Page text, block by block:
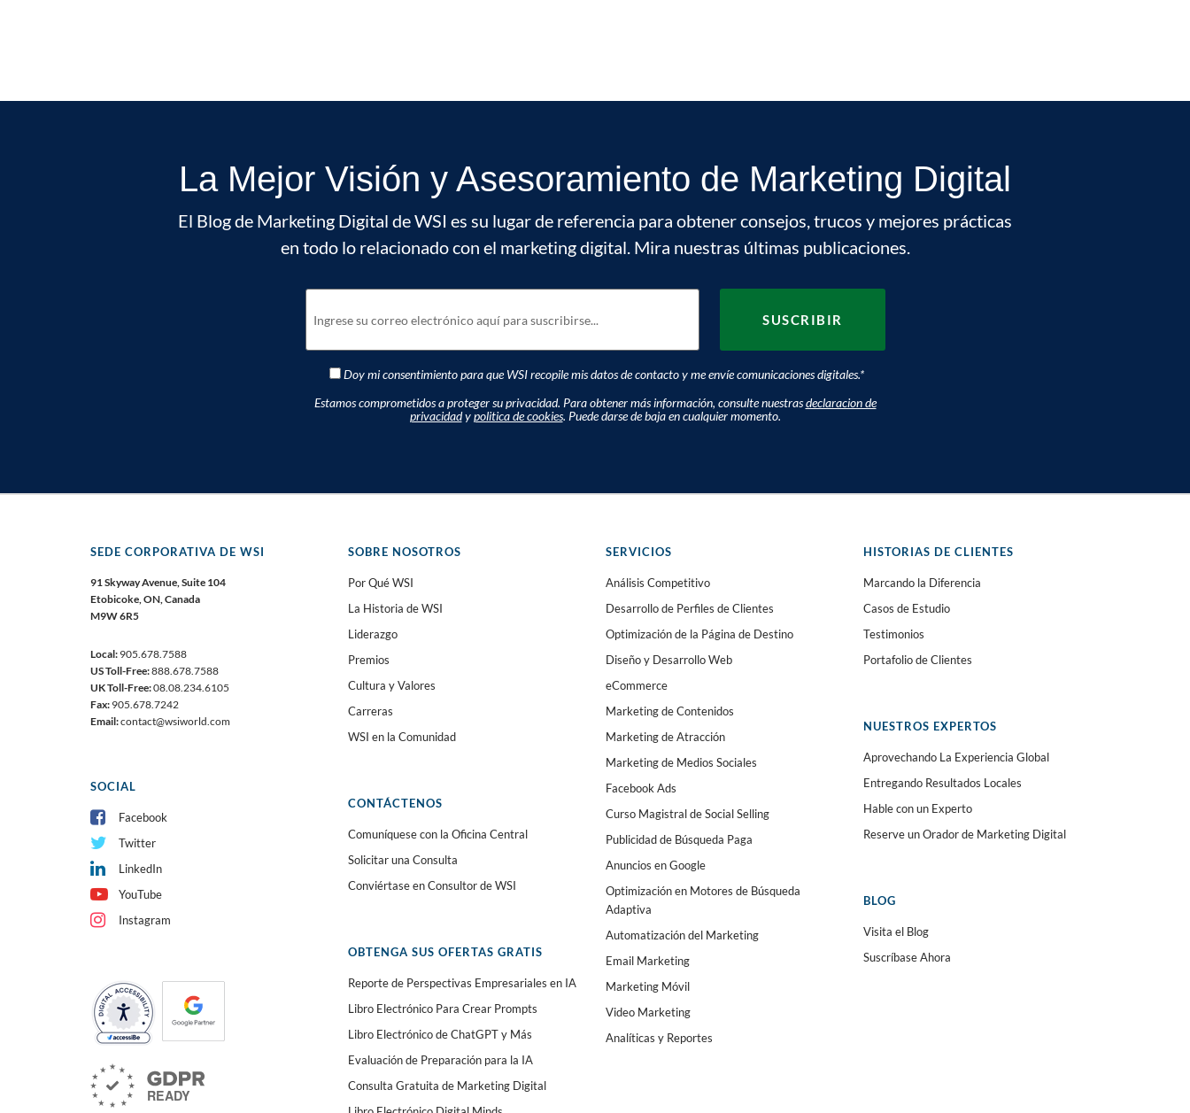
La Mejor Visión y Asesoramiento de Marketing Digital
El Blog de Marketing Digital de WSI es su lugar de referencia para obtener consejos, trucos y mejores prácticas
en todo lo relacionado con el marketing digital. Mira nuestras últimas publicaciones.
Doy mi consentimiento para que WSI recopile mis datos de contacto y me envíe comunicaciones digitales.*
Estamos comprometidos a proteger su privacidad. Para obtener más información, consulte nuestrasdeclaracion de
privacidadypolitica de cookies. Puede darse de baja en cualquier momento.
SEDE CORPORATIVA DE WSI
91 Skyway Avenue, Suite 104
Etobicoke, ON, Canada
M9W 6R5
Local: 905.678.7588
US Toll-Free:888.678.7588
UK Toll-Free:08.08.234.6105
Fax: 905.678.7242
Email:contact@wsiworld.com
SOCIAL
Facebook
Twitter
LinkedIn
YouTube
Instagram
SOBRE NOSOTROS
Por Qué WSI
La Historia de WSI
Liderazgo
Premios
Cultura y Valores
Carreras
WSI en la Comunidad
CONTÁCTENOS
Comuníquese con la Oficina Central
Solicitar una Consulta
Conviértase en Consultor de WSI
OBTENGA SUS OFERTAS GRATIS
Reporte de Perspectivas Empresariales en IA
Libro Electrónico Para Crear Prompts
Libro Electrónico de ChatGPT y Más
Evaluación de Preparación para la IA
Consulta Gratuita de Marketing Digital
SERVICIOS
Análisis Competitivo
Desarrollo de Perfiles de Clientes
Optimización de la Página de Destino
Diseño y Desarrollo Web
eCommerce
Marketing de Contenidos
Marketing de Atracción
Marketing de Medios Sociales
Facebook Ads
Curso Magistral de Social Selling
Publicidad de Búsqueda Paga
Anuncios en Google
Optimización en Motores de Búsqueda
Adaptiva
Automatización del Marketing
Email Marketing
Marketing Móvil
Video Marketing
Analíticas y Reportes
HISTORIAS DE CLIENTES
Marcando la Diferencia
Casos de Estudio
Testimonios
Portafolio de Clientes
NUESTROS EXPERTOS
Aprovechando La Experiencia Global
Entregando Resultados Locales
Hable con un Experto
Reserve un Orador de Marketing Digital
BLOG
Visita el Blog
Suscríbase Ahora